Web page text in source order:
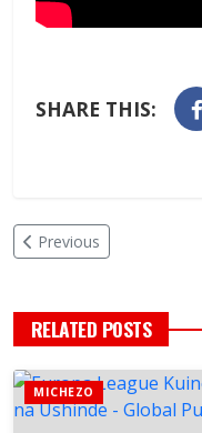
SHARE THIS:
Previous
RELATED POSTS
MICHEZO